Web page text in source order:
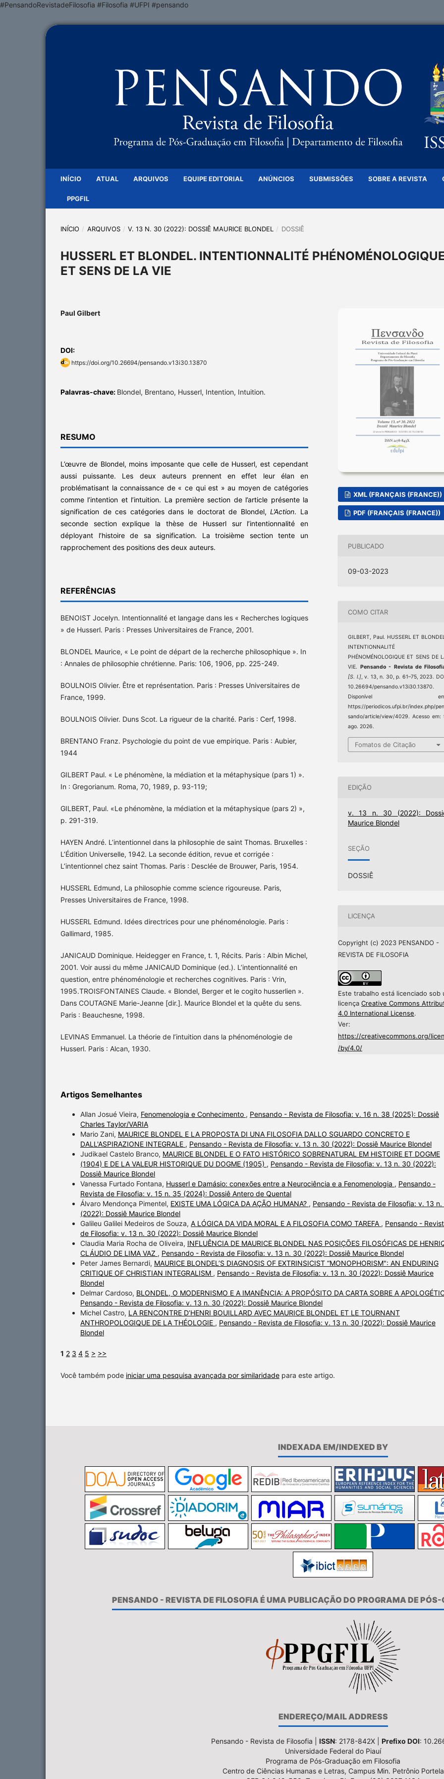
#PensandoRevistadeFilosofia #Filosofia #UFPI #pensando
INÍCIO ATUAL ARQUIVOS EQUIPE EDITORIAL ANÚNCIOS SUBMISSÕES SOBRE A REVISTA
PPGFIL
INÍCIO / ARQUIVOS / V. 13 N. 30 (2022): DOSSIÊ MAURICE BLONDEL / DOSSIÊ
HUSSERL ET BLONDEL. INTENTIONNALITÉ
ET SENS DE LA VIE
Paul Gilbert
DOI:
https://doi.org/10.26694/pensando.v13i30.13870
Palavras-chave: Blondel, Brentano, Husserl, Intention, Intuition.
RESUMO
L’œuvre de Blondel, moins imposante que celle de Husserl, est cependant
aussi puissante. Les deux auteurs prennent en effet leur élan en
problématisant la connaissance de « ce qui est » au moyen de catégories
comme l’intention et l’intuition. La première section de l’article présente la
signification de ces catégories dans le doctorat de Blondel,L’Action. La
seconde section explique la thèse de Husserl sur l’intentionnalité en
déployant l’histoire de sa signification. La troisième section tente un
rapprochement des positions des deux auteurs.
REFERÊNCIAS
BENOIST Jocelyn. Intentionnalité et langage dans les « Recherches logiques
» de Husserl. Paris : Presses Universitaires de France, 2001.
BLONDEL Maurice, « Le point de départ de la recherche philosophique ». In
: Annales de philosophie chrétienne. Paris: 106, 1906, pp. 225-249.
BOULNOIS Olivier. Être et représentation. Paris : Presses Universitaires de
France, 1999.
BOULNOIS Olivier. Duns Scot. La rigueur de la charité. Paris : Cerf, 1998.
BRENTANO Franz. Psychologie du point de vue empirique. Paris : Aubier,
1944
GILBERT Paul. « Le phénomène, la médiation et la métaphysique (pars 1) ».
In : Gregorianum. Roma, 70, 1989, p. 93-119;
GILBERT, Paul. «Le phénomène, la médiation et la métaphysique (pars 2) »,
p. 291-319.
HAYEN André. L’intentionnel dans la philosophie de saint Thomas. Bruxelles :
L’Édition Universelle, 1942. La seconde édition, revue et corrigée :
L’intentionnel chez saint Thomas. Paris : Desclée de Brouwer, Paris, 1954.
HUSSERL Edmund, La philosophie comme science rigoureuse. Paris,
Presses Universitaires de France, 1998.
HUSSERL Edmund. Idées directrices pour une phénoménologie. Paris :
Gallimard, 1985.
JANICAUD Dominique. Heidegger en France, t. 1, Récits. Paris : Albin Michel,
2001. Voir aussi du même JANICAUD Dominique (ed.). L’intentionnalité en
question, entre phénoménologie et recherches cognitives. Paris : Vrin,
1995.TROISFONTAINES Claude. « Blondel, Berger et le cogito husserlien ».
Dans COUTAGNE Marie-Jeanne [dir.]. Maurice Blondel et la quête du sens.
Paris : Beauchesne, 1998.
LEVINAS Emmanuel. La théorie de l’intuition dans la phénoménologie de
Husserl. Paris : Alcan, 1930.
XML (FRANÇAIS (FRANCE))
PDF (FRANÇAIS (FRANCE))
PUBLICADO
09-03-2023
COMO CITAR
GILBERT, Paul. HUSSERL ET
INTENTIONNALITÉ
PHÉNOMÉNOLOGIQUE ET SENS DE
VIE.Pensando - Revista de
[S. l.], v. 13, n. 30, p. 61–75, 2023.
10.26694/pensando.v13i30.13870.
Disponível
https://periodicos.ufpi.br/index.php/pen
sando/article/view/4029. Acesso em:
ago. 2026.
Fomatos de Citação
EDIÇÃO
v. 13 n. 30 (2022):
Maurice Blondel
SEÇÃO
DOSSIÊ
LICENÇA
Copyright (c) 2023 PENSANDO -
REVISTA DE FILOSOFIA
Este trabalho está licenciado sob
licença Creative Commons
4.0 International License.
Ver:
https://creativecommons.org/
/by/4.0/
Artigos Semelhantes
Allan Josué Vieira, Fenomenologia e Conhecimento , Pensando - Revista de Filosofia: v. 16 n. 38 (2025): Dossiê
Charles Taylor/VARIA
Mario Zani, MAURICE BLONDEL E LA PROPOSTA DI UNA FILOSOFIA DALLO SGUARDO CONCRETO E
DALL'ASPIRAZIONE INTEGRALE , Pensando - Revista de Filosofia: v. 13 n. 30 (2022): Dossiê Maurice Blondel
Judikael Castelo Branco, MAURICE BLONDEL E O FATO HISTÓRICO SOBRENATURAL EM HISTOIRE ET DOGME
(1904) E DE LA VALEUR HISTORIQUE DU DOGME (1905) , Pensando - Revista de Filosofia: v. 13 n. 30 (2022):
Dossiê Maurice Blondel
Vanessa Furtado Fontana, Husserl e Damásio: conexões entre a Neurociência e a Fenomenologia , Pensando -
Revista de Filosofia: v. 15 n. 35 (2024): Dossiê Antero de Quental
Álvaro Mendonça Pimentel, EXISTE UMA LÓGICA DA AÇÃO HUMANA? , Pensando - Revista de Filosofia: v. 13 n.
(2022): Dossiê Maurice Blondel
Galileu Galilei Medeiros de Souza, A LÓGICA DA VIDA MORAL E A FILOSOFIA COMO TAREFA , Pensando -
de Filosofia: v. 13 n. 30 (2022): Dossiê Maurice Blondel
Claudia Maria Rocha de Oliveira, INFLUÊNCIA DE MAURICE BLONDEL NAS POSIÇÕES FILOSÓFICAS DE
CLÁUDIO DE LIMA VAZ , Pensando - Revista de Filosofia: v. 13 n. 30 (2022): Dossiê Maurice Blondel
Peter James Bernardi, MAURICE BLONDEL’S DIAGNOSIS OF EXTRINSICIST “MONOPHORISM": AN ENDURING
CRITIQUE OF CHRISTIAN INTEGRALISM , Pensando - Revista de Filosofia: v. 13 n. 30 (2022): Dossiê Maurice
Blondel
Delmar Cardoso, BLONDEL, O MODERNISMO E A IMANÊNCIA: A PROPÓSITO DA CARTA SOBRE A
Pensando - Revista de Filosofia: v. 13 n. 30 (2022): Dossiê Maurice Blondel
Michel Castro, LA RENCONTRE D’HENRI BOUILLARD AVEC MAURICE BLONDEL ET LE TOURNANT
ANTHROPOLOGIQUE DE LA THÉOLOGIE , Pensando - Revista de Filosofia: v. 13 n. 30 (2022): Dossiê Maurice
Blondel
1 2 3 4 5 > >>
Você também pode iniciar uma pesquisa avançada por similaridade para este artigo.
INDEXADA EM/INDEXED BY
PENSANDO - REVISTA DE FILOSOFIA É UMA PUBLICAÇÃO DO PROGRAMA DE
ENDEREÇO/MAIL ADDRESS
Pensando - Revista de Filosofia | ISSN: 2178-842X | Prefixo DOI:
Universidade Federal do Piauí
Programa de Pós-Graduação em Filosofia
Centro de Ciências Humanas e Letras, Campus Min. Petrônio Portela